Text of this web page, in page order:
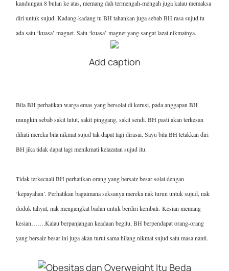
kandungan 8 bulan ke atas, memang dah termengah-mengah juga kalau memaksa
diri untuk sujud. Kadang-kadang tu BH tahankan juga sebab BH rasa sujud tu
ada satu ‘kuasa’ magnet. Satu ‘kuasa’ magnet yang sangat lazat nikmatnya.
Add caption
Bila BH perhatikan warga emas yang bersolat di kerusi, pada anggapan BH
mungkin sebab sakit lutut, sakit pinggang, sakit sendi. BH pasti akan terkesan
dihati mereka bila nikmat sujud tak dapat lagi dirasai. Sayu bila BH letakkan diri
BH jika tidak dapat lagi menikmati kelazatan sujud itu.
Tidak terkecuali BH perhatikan orang yang bersaiz besar solat dengan
‘kepayahan’. Perhatikan bagaimana seksanya mereka nak turun untuk sujud, nak
duduk tahyat, nak mengangkat badan untuk berdiri kembali. Kesian memang
kesian…….Kalau berpanjangan keadaan begitu, BH berpendapat orang-orang
yang bersaiz besar ini juga akan turut sama hilang nikmat sujud satu masa nanti.